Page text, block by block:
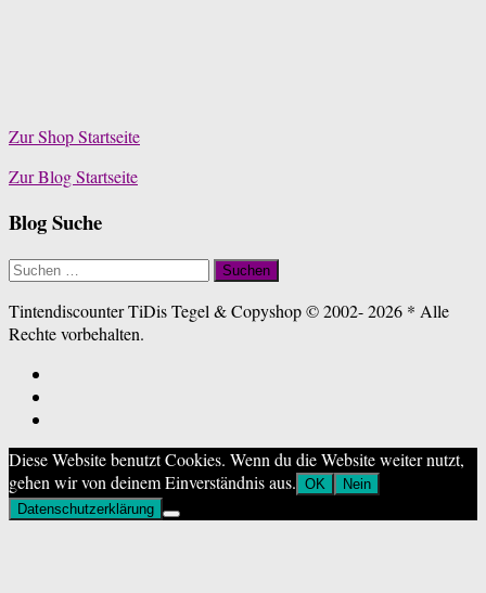
Zur Shop Startseite
Zur Blog Startseite
Blog Suche
Suchen
Tintendiscounter TiDis Tegel & Copyshop © 2002- 2026 * Alle
Rechte vorbehalten.
Diese Website benutzt Cookies. Wenn du die Website weiter nutzt,
gehen wir von deinem Einverständnis aus. OK
Nein
Datenschutzerklärung